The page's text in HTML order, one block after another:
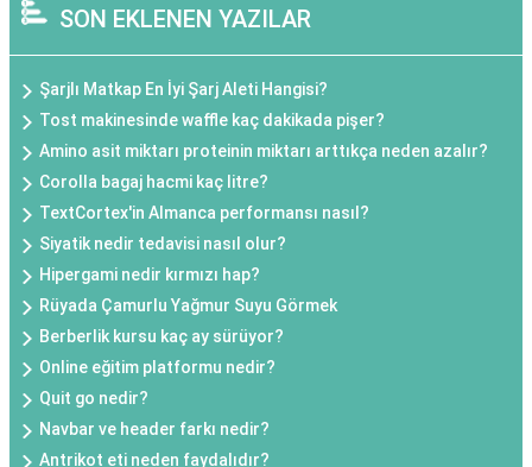
SON EKLENEN YAZILAR
Şarjlı Matkap En İyi Şarj Aleti Hangisi?
Tost makinesinde waffle kaç dakikada pişer?
Amino asit miktarı proteinin miktarı arttıkça neden azalır?
Corolla bagaj hacmi kaç litre?
TextCortex'in Almanca performansı nasıl?
Siyatik nedir tedavisi nasıl olur?
Hipergami nedir kırmızı hap?
Rüyada Çamurlu Yağmur Suyu Görmek
Berberlik kursu kaç ay sürüyor?
Online eğitim platformu nedir?
Quit go nedir?
Navbar ve header farkı nedir?
Antrikot eti neden faydalıdır?